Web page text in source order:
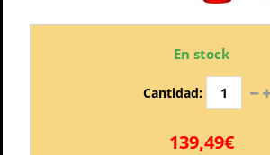
En stock
Cantidad:
139,49€